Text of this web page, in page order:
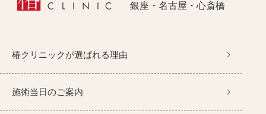
銀座・名古屋・心斎橋
椿クリニックが選ばれる理由
施術当日のご案内